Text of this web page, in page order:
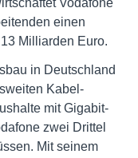
Vodafone
einen
Milliarden Euro.
in Deutschland
Kabel-
mit Gigabit-
zwei Drittel
Mit seinem